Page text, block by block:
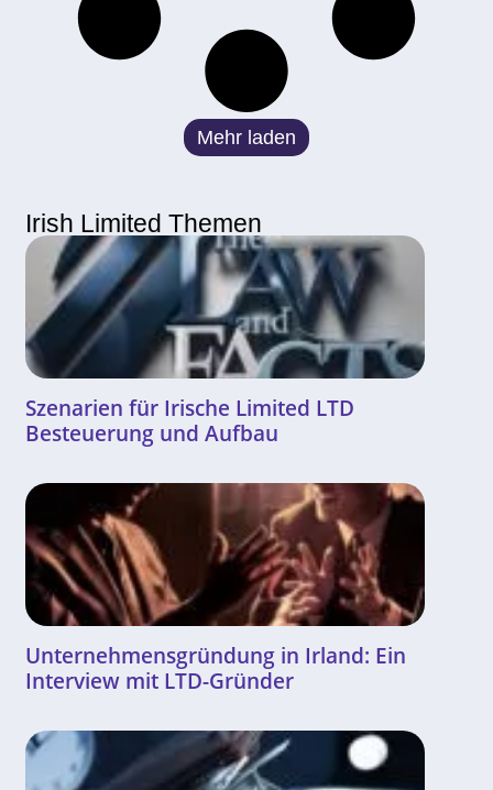
Irish Limited Themen
Szenarien für Irische Limited LTD
Besteuerung und Aufbau
Unternehmensgründung in Irland: Ein
Interview mit LTD-Gründer
Mehr laden